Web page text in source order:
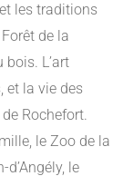
les traditions
de la
L’art
et la vie des
Rochefort.
le Zoo de la
d’Angély, le